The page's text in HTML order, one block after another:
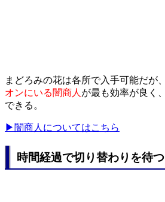
まどろみの花は各所で入手可能だが、
オンにいる闇商人 が最も効率が良く
できる。
▶闇商人についてはこちら
時間経過で切り替わりを待つ